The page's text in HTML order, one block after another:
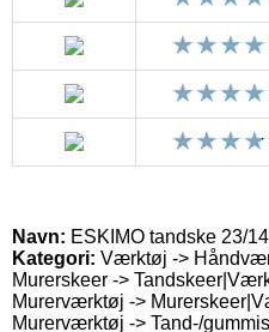
Navn: ESKIMO tandske 23/
Kategori: Værktøj ->
Murerskeer ->
Murerværktøj ->
Murerværktøj -> Tand-/